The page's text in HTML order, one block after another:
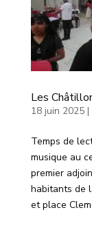
Les
18 juin 2025|
Temps de
musique au
premier
habitants de
et place